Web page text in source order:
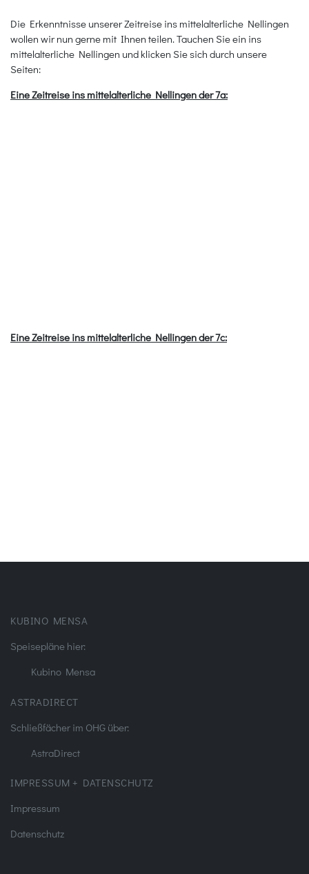
Die Erkenntnisse unserer Zeitreise ins mittelalterliche Nellingen
wollen wir nun gerne mit Ihnen teilen. Tauchen Sie ein ins
mittelalterliche Nellingen und klicken Sie sich durch unsere
Seiten:
Eine Zeitreise ins mittelalterliche Nellingen der 7a:
Eine Zeitreise ins mittelalterliche Nellingen der 7c:
KUBINO MENSA
Speisepläne hier:
Kubino Mensa
ASTRADIRECT
Schließfächer im OHG über:
AstraDirect
IMPRESSUM + DATENSCHUTZ
Impressum
Datenschutz